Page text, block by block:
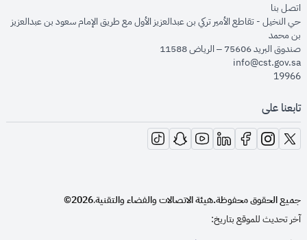
اتصل بنا
حي النخيل - تقاطع الأمير تركي بن عبدالعزيز الأول مع طريق الإمام سعود بن عبدالعزيز
بن محمد
صندوق البريد 75606 – الرياض 11588
info@cst.gov.sa
19966
تابعنا على
opens in new window
opens in new window
opens in new window
opens in new window
opens in new window
opens in new window
opens in new window
جميع الحقوق محفوظة.هيئة الاتصالات والفضاء والتقنية.
2026©
آخر تحديث للموقع بتاريخ: